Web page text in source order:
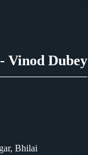
Vinod Dubey
Bhilai